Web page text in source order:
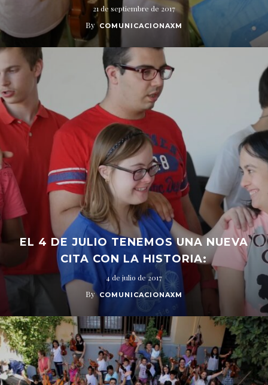
21 de septiembre de 2017
By COMUNICACIONAXM
EL 4 DE JULIO TENEMOS UNA NUEVA
CITA CON LA HISTORIA:
4 de julio de 2017
By COMUNICACIONAXM